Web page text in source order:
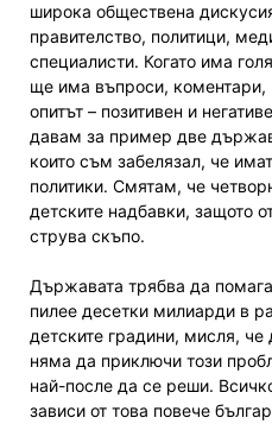
широка обществена
правителство, политици,
специалисти. Когато има
ще има въпроси,
опитът – позитивен и
давам за пример две
които съм забелязал, че
политики. Смятам, че
детските надбавки, защото
струва скъпо.
Държавата трябва да
пилее десетки милиарди в
детските градини, мисля,
няма да приключи този
най-после да се реши.
зависи от това повече